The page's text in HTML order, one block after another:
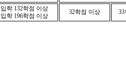
학 132학점 이상
학 196학점 이상
32학점 이상 33